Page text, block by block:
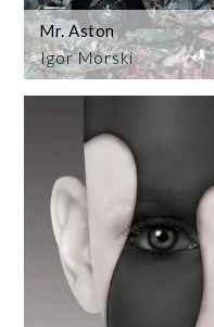
Igor Morski
Mr. Aston